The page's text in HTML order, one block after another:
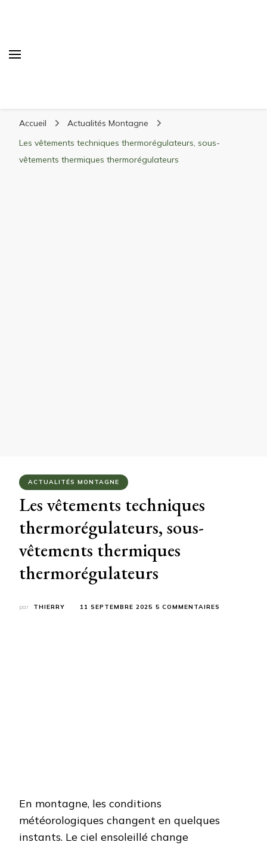
matériel, stations de ski
Accueil
Actualités Montagne
Les vêtements techniques thermorégulateurs, sous-
vêtements thermiques thermorégulateurs
ACTUALITÉS MONTAGNE
Les vêtements techniques
thermorégulateurs, sous-
vêtements thermiques
thermorégulateurs
par THIERRY 11 SEPTEMBRE 2025 5 COMMENTAIRES
En montagne, les conditions
météorologiques changent en quelques
instants. Le ciel ensoleillé change